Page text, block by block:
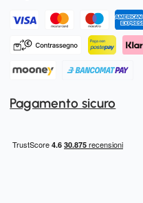
Pagamento sicuro